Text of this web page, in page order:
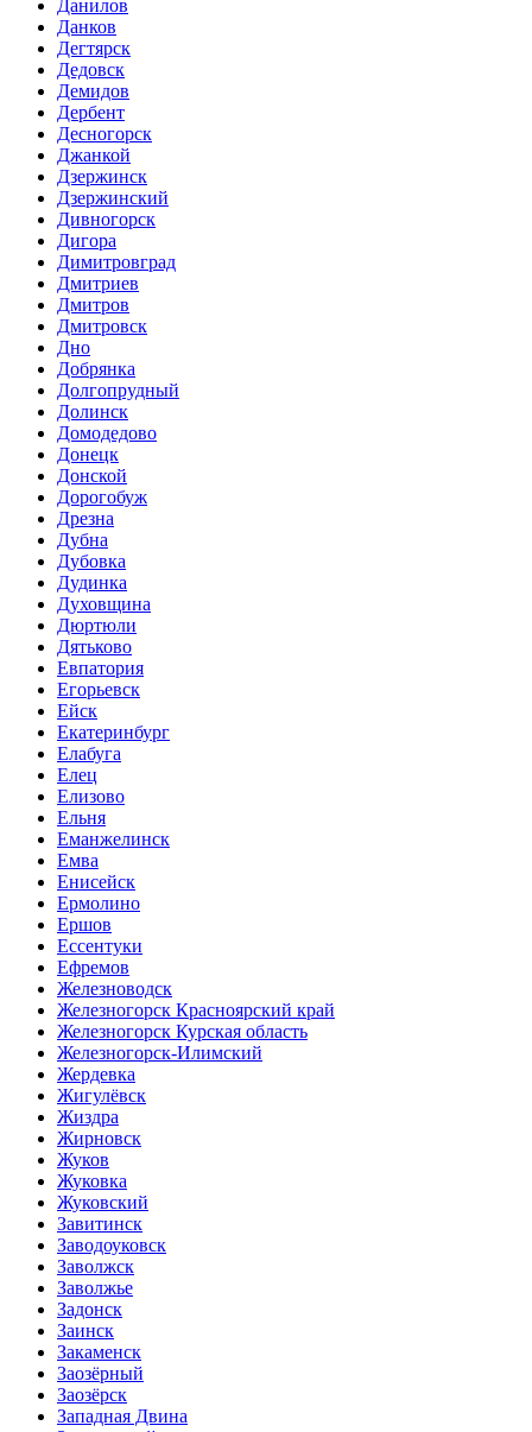
Данилов
Данков
Дегтярск
Дедовск
Демидов
Дербент
Десногорск
Джанкой
Дзержинск
Дзержинский
Дивногорск
Дигора
Димитровград
Дмитриев
Дмитров
Дмитровск
Дно
Добрянка
Долгопрудный
Долинск
Домодедово
Донецк
Донской
Дорогобуж
Дрезна
Дубна
Дубовка
Дудинка
Духовщина
Дюртюли
Дятьково
Евпатория
Егорьевск
Ейск
Екатеринбург
Елабуга
Елец
Елизово
Ельня
Еманжелинск
Емва
Енисейск
Ермолино
Ершов
Ессентуки
Ефремов
Железноводск
Железногорск Красноярский край
Железногорск Курская область
Железногорск-Илимский
Жердевка
Жигулёвск
Жиздра
Жирновск
Жуков
Жуковка
Жуковский
Завитинск
Заводоуковск
Заволжск
Заволжье
Задонск
Заинск
Закаменск
Заозёрный
Заозёрск
Западная Двина